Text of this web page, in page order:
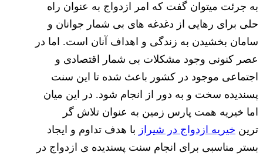
به جرئت میتوان گفت که امر ازدواج به عنوان راه
حلی برای رهایی از دغدغه های بی شمار جوانان و
سامان بخشیدن به زندگی و اهداف آنان است. اما در
عصر کنونی وجود مشکلات بی شمار اقتصادی و
اجتماعی موجود در کشور باعث شده تا این سنت
پسندیده سخت و به دور از انجام شود. در این میان
اما خیریه همت پارس زمین به عنوان تلاش گر
ترین خیریه ازدواج در شیراز با هدف تداوم و ایجاد
بستر مناسبی برای انجام سنت پسندیده ی ازدواج در